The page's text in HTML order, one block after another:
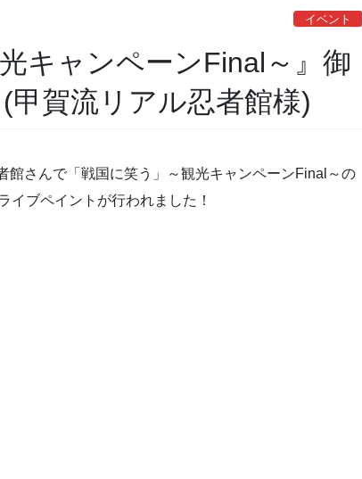
イベント
キャンペーンFinal～』御
賀流リアル忍者館様)
館さんで「戦国に笑う」～観光キャンペーンFinal～の
イブペイントが行われました！